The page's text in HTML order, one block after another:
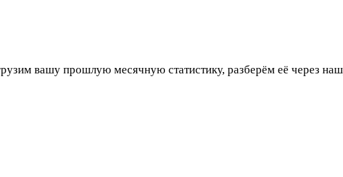
вашу прошлую месячную статистику, разберём её через